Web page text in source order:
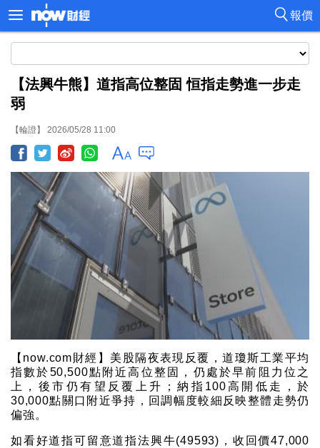
報價
【法興牛熊】道指高位整固 恒指走勢進一步走
弱
【輪證】 2026/05/28 11:00
【now.com財經】美股隔夜表現反覆，道瓊斯工業平均
指數於50,500點附近高位整固，仍處於早前阻力位之
上，後市仍有望反覆上升；納指100高開低走，於
30,000點關口附近爭持，回調幅度較細反映整體走勢仍
偏強。
如看好道指可留意道指法興牛(49593)，收回價47,000